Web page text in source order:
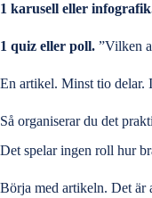
1 karusell eller
1 quiz eller poll. ”Vilken
En artikel. Minst tio delar.
Så organiserar du det
Det spelar ingen roll hur
Börja med artikeln. Det är